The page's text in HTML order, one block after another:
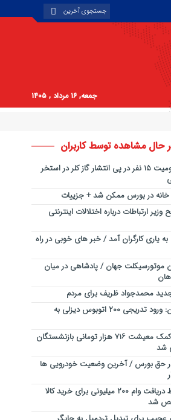
جمعه, ۱۶ مرداد , ۱۴۰۵
حال مشاهده توسط کاربران
مصدومیت ۱۵ نفر در پی انتشار گاز کلر در استخر
خانه در بورس ممکن شد + جزییات
ارتباطات درباره اختلالات اینترنتی
یاری کارگران آمد / خبر های خوبی در راه
موتورسیکلت جهان / پادشاهی در میان
محمدجواد ظریف برای مردم
چمران: ورود تدریجی ۲۰۰ اتوبوس دیزلی به
واریز کمک معیشت ۷۱۶ هزار تومانی بازنشستگان
شد
حق بورس / آخرین وضعیت خودرویی ها
شرایط دریافت وام ۲۰۰ میلیونی برای خرید کالا
شد